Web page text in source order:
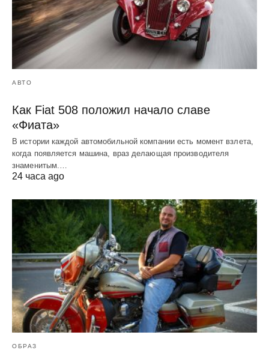
АВТО
Как Fiat 508 положил начало славе
«Фиата»
В истории каждой автомобильной компании есть момент взлета,
когда появляется машина, враз делающая производителя
знаменитым.…
24 часа ago
ОБРАЗ